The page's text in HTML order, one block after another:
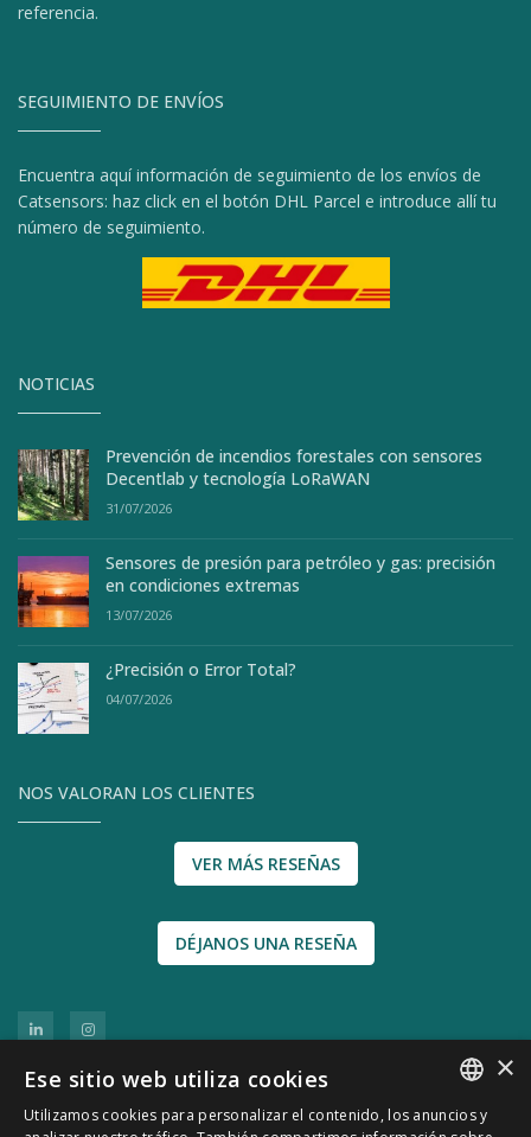
referencia.
SEGUIMIENTO DE ENVÍOS
Encuentra aquí información de seguimiento de los envíos de
Catsensors: haz click en el botón DHL Parcel e introduce allí tu
número de seguimiento.
NOTICIAS
Prevención de incendios forestales con sensores
Decentlab y tecnología LoRaWAN
31/07/2026
Sensores de presión para petróleo y gas: precisión
en condiciones extremas
13/07/2026
¿Precisión o Error Total?
04/07/2026
NOS VALORAN LOS CLIENTES
VER MÁS RESEÑAS
DÉJANOS UNA RESEÑA
SPANISH
×
Ese sitio web utiliza cookies
Utilizamos cookies para personalizar el contenido, los anuncios y